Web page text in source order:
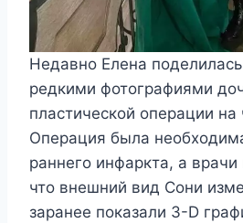
Недавно Елена
редкими фотографиями
пластической операции на
Операция была
раннего инфаркта, а
что внешний вид Сони
заранее показали 3-D